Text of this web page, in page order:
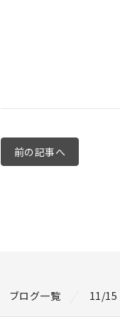
前の記事へ
ブログ一覧 11/15